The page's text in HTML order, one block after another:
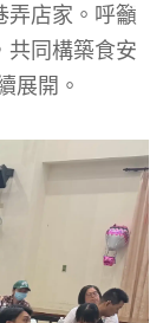
弄店家。呼籲
共同構築食安
展開。